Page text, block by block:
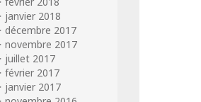
janvier 2018
décembre 2017
novembre 2017
juillet 2017
février 2017
janvier 2017